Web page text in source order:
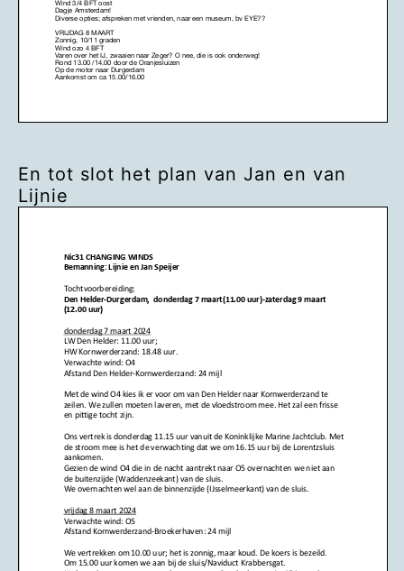
En tot slot het plan van Jan en van
Lijnie